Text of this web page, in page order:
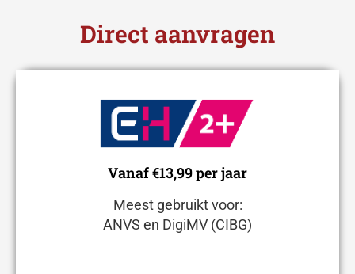
Direct aanvragen
Vanaf €13,99 per jaar
Meest gebruikt voor:
ANVS en DigiMV (CIBG)